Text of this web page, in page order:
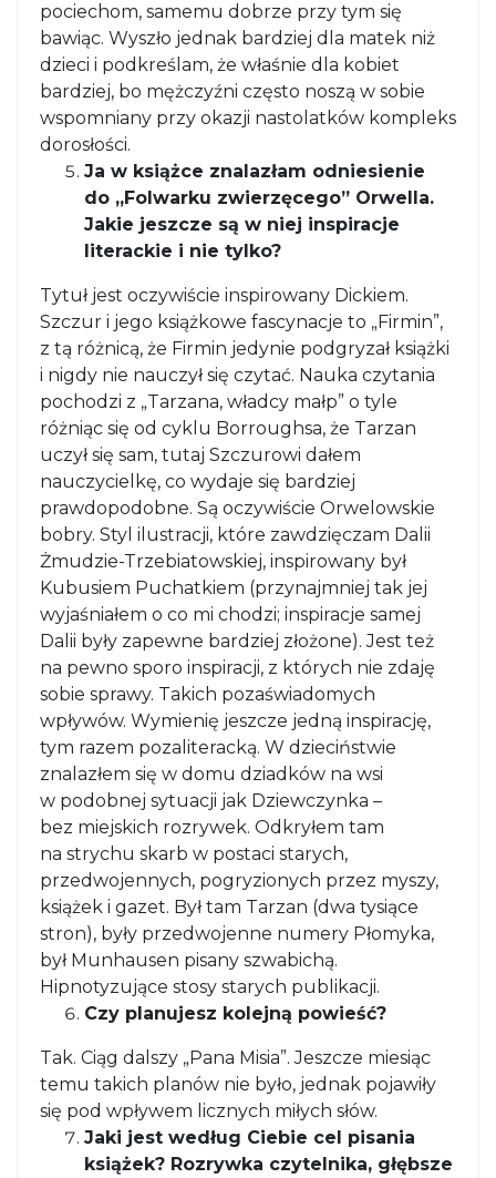
pociechom, samemu dobrze przy tym się
bawiąc. Wyszło jednak bardziej dla matek niż
dzieci i podkreślam, że właśnie dla kobiet
bardziej, bo mężczyźni często noszą w sobie
wspomniany przy okazji nastolatków kompleks
dorosłości.
Ja w książce znalazłam odniesienie
do „Folwarku zwierzęcego” Orwella.
Jakie jeszcze są w niej inspiracje
literackie i nie tylko?
Tytuł jest oczywiście inspirowany Dickiem.
Szczur i jego książkowe fascynacje to „Firmin”,
z tą różnicą, że Firmin jedynie podgryzał książki
i nigdy nie nauczył się czytać. Nauka czytania
pochodzi z „Tarzana, władcy małp” o tyle
różniąc się od cyklu Borroughsa, że Tarzan
uczył się sam, tutaj Szczurowi dałem
nauczycielkę, co wydaje się bardziej
prawdopodobne. Są oczywiście Orwelowskie
bobry. Styl ilustracji, które zawdzięczam Dalii
Żmudzie-Trzebiatowskiej, inspirowany był
Kubusiem Puchatkiem (przynajmniej tak jej
wyjaśniałem o co mi chodzi; inspiracje samej
Dalii były zapewne bardziej złożone). Jest też
na pewno sporo inspiracji, z których nie zdaję
sobie sprawy. Takich pozaświadomych
wpływów. Wymienię jeszcze jedną inspirację,
tym razem pozaliteracką. W dzieciństwie
znalazłem się w domu dziadków na wsi
w podobnej sytuacji jak Dziewczynka –
bez miejskich rozrywek. Odkryłem tam
na strychu skarb w postaci starych,
przedwojennych, pogryzionych przez myszy,
książek i gazet. Był tam Tarzan (dwa tysiące
stron), były przedwojenne numery Płomyka,
był Munhausen pisany szwabichą.
Hipnotyzujące stosy starych publikacji.
Czy planujesz kolejną powieść?
Tak. Ciąg dalszy „Pana Misia”. Jeszcze miesiąc
temu takich planów nie było, jednak pojawiły
się pod wpływem licznych miłych słów.
Jaki jest według Ciebie cel pisania
książek? Rozrywka czytelnika, głębsze